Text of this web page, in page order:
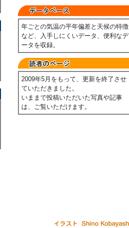
年ごとの気温の平年偏差と天候の特徴
など、入手しにくいデータ、便利なデ
ータを収録。
2009年5月をもって、更新を終了させ
ていただきました。
いままで投稿いただいた写真や記事
は、ご覧いただけます。